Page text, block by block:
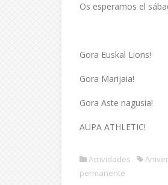
Os esperamos el
Gora Euskal Lions!
Gora Marijaia!
Gora Aste nagusia!
AUPA ATHLETIC!
Actividades
permanente